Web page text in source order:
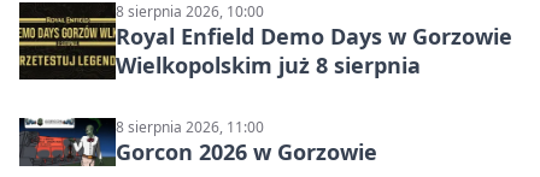
8 sierpnia 2026, 10:00
Royal Enfield Demo Days w Gorzowie
Wielkopolskim już 8 sierpnia
8 sierpnia 2026, 11:00
Gorcon 2026 w Gorzowie